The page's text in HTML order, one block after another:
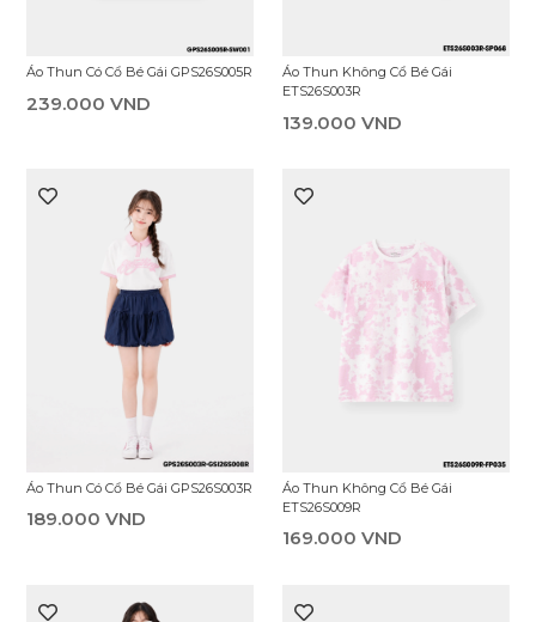
Áo Thun Có Cổ Bé Gái GPS26S005R
239.000 VND
Áo Thun Không Cổ Bé Gái
ETS26S003R
139.000 VND
Áo Thun Có Cổ Bé Gái GPS26S003R
189.000 VND
Áo Thun Không Cổ Bé Gái
ETS26S009R
169.000 VND